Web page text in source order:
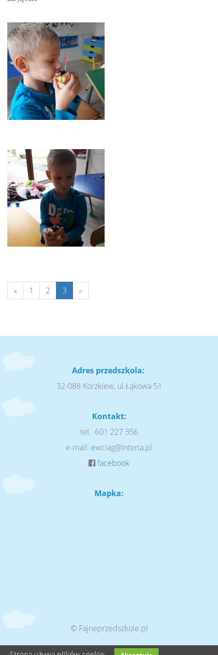
« 1 2 3 »
Adres przedszkola:
32-088 Korzkiew, ul.Łąkowa 51
Kontakt:
tel. 601 227 356
e-mail: ewciag@interia.pl
facebook
Mapka:
© Fajneprzedszkole.pl